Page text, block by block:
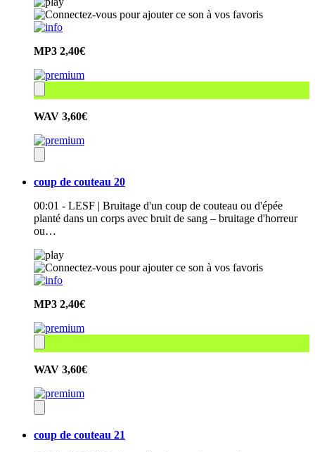
MP3 2,40€
WAV 3,60€
coup de couteau 20
00:01 - LESF | Bruitage d'un coup de couteau ou d'épée
planté dans un corps avec bruit de sang – bruitage d'horreur
ou…
MP3 2,40€
WAV 3,60€
coup de couteau 21